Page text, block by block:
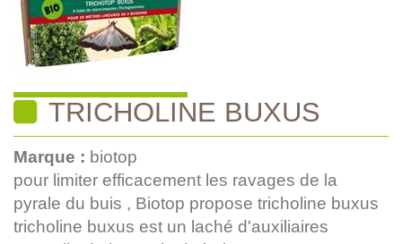
TRICHOLINE BUXUS
Marque : biotop
pour limiter efficacement les ravages de la
pyrale du buis , Biotop propose tricholine buxus
tricholine buxus est un laché d'auxiliaires